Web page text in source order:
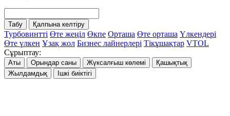
Табу Қалпына келтіру
Турбовинтті Өте жеңіл Өкпе Орташа Өте орташа Үлкендері
Өте үлкен Ұзақ жол Бизнес лайнерлері Тікұшақтар VTOL
Сұрыптау:
Аты Орындар саны Жүксалғыш көлемі
Қашықтық
Жылдамдық
Ішкі биіктігі